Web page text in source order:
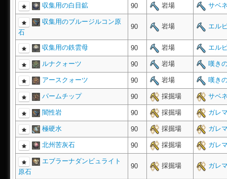
収集用の白目鉱 90 岩場 サベ
収集用のブルージルコン原
石
90 岩場 エル
収集用の鉄雲母 90 岩場 エル
ルナクォーツ 90 岩場 嘆き
アースクォーツ 90 岩場 嘆き
パームチップ 90 採掘場 サベ
闇性岩 90 採掘場 ガレ
極硬水 90 採掘場 ガレ
北州苦灰石 90 採掘場 ガレ
エブラーナダンビュライト
原石
90 採掘場 ガレ